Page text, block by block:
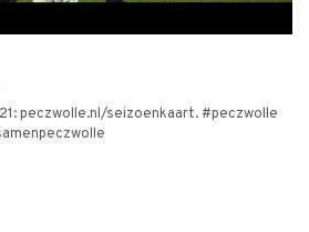
peczwolle.nl/seizoenkaart. #peczwolle